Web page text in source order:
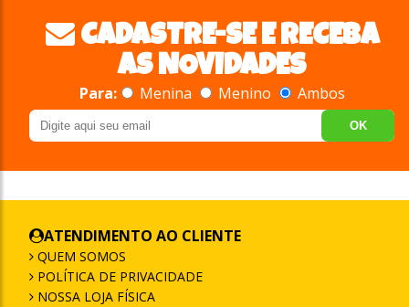
CADASTRE-SE E RECEBA
AS NOVIDADES
Para: Menina Menino Ambos
OK
ATENDIMENTO AO CLIENTE
QUEM SOMOS
POLÍTICA DE PRIVACIDADE
NOSSA LOJA FÍSICA